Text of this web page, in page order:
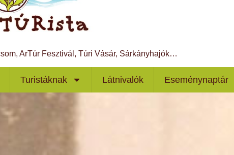
ArTúr Fesztivál, Túri Vásár, Sárkányhajók…
Turistáknak Látnivalók Eseménynaptár